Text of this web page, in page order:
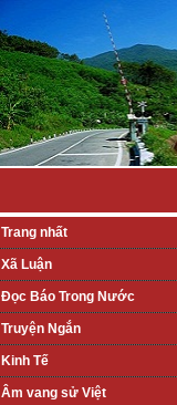
Trang nhất
Xã Luận
Đọc Báo Trong Nước
Truyện Ngắn
Kinh Tế
Âm vang sử Việt